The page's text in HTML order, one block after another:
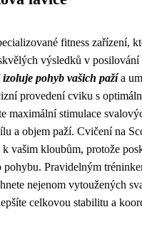
fitness zařízení,
výsledků v posilování
izoluje pohyb vašich pažía
provedení cviku s
maximální stimulace
a objem paží. Cvičení na
k vašim kloubům, protože
pohybu. Pravidelným
nejenom vytoužených
celkovou stabilitu a